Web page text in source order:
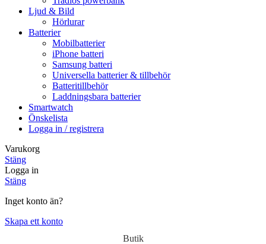
Ljud & Bild
Hörlurar
Batterier
Mobilbatterier
iPhone batteri
Samsung batteri
Universella batterier & tillbehör
Batteritillbehör
Laddningsbara batterier
Smartwatch
Önskelista
Logga in / registrera
Varukorg
Stäng
Logga in
Stäng
Inget konto än?
Skapa ett konto
Butik